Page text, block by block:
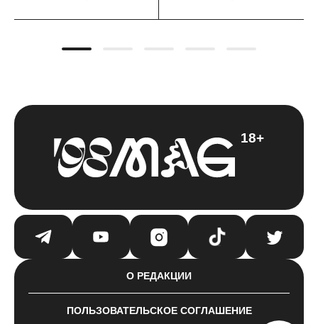
18+
О РЕДАКЦИИ
ПОЛЬЗОВАТЕЛЬСКОЕ СОГЛАШЕНИЕ